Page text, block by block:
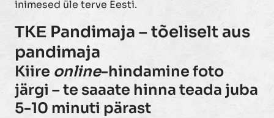
inimesed üle terve Eesti.
ТKЕ Pandimaja – tõeliselt aus
pandimaja
Kiire online-hindamine foto
järgi – te saaate hinna teada juba
5-10 minuti pärast